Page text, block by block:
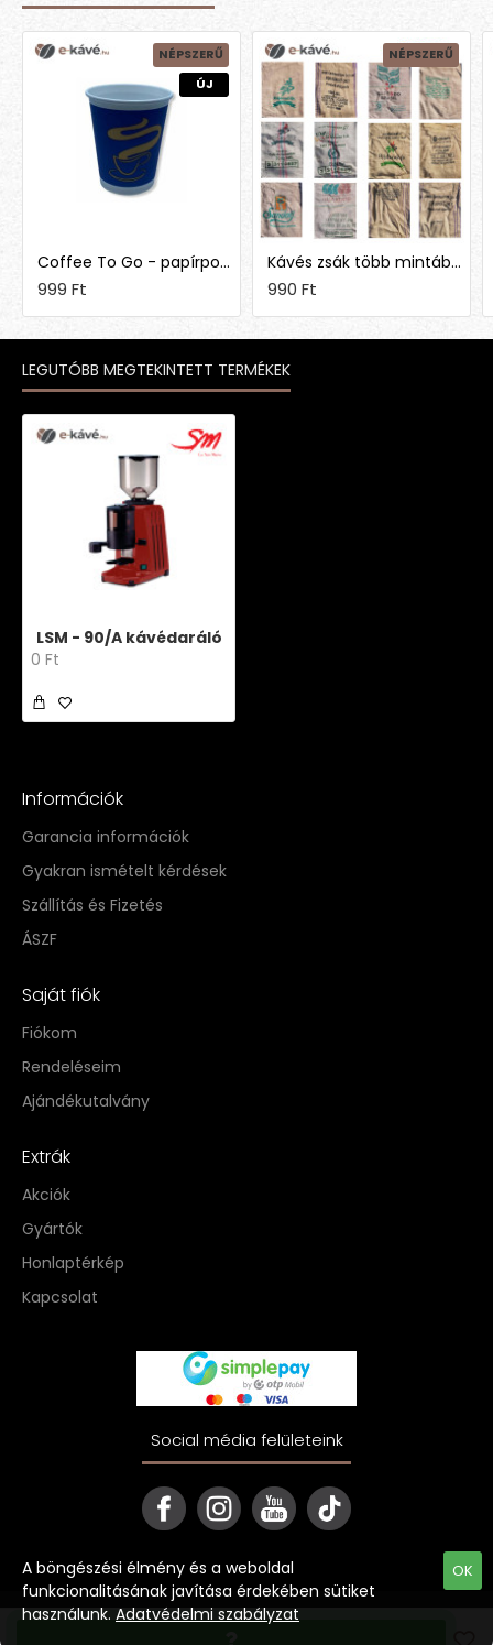
NÉPSZERŰ
ÚJ
Coffee To Go - papírpohár 1,5 dl (50 db)
999 Ft
NÉPSZERŰ
Kávés zsák több mintában
990 Ft
LEGUTÓBB MEGTEKINTETT TERMÉKEK
LSM - 90/A kávédaráló
0 Ft
Információk
Garancia információk
Gyakran ismételt kérdések
Szállítás és Fizetés
ÁSZF
Saját fiók
Fiókom
Rendeléseim
Ajándékutalvány
Extrák
Akciók
Gyártók
Honlaptérkép
Kapcsolat
Social média felületeink
Copyright © 2022 ekave.hu
OK
A böngészési élmény és a weboldal
funkcionalitásának javítása érdekében sütiket
használunk. Adatvédelmi szabályzat